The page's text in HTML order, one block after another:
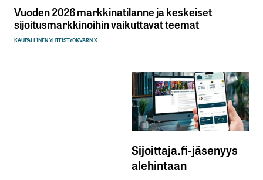
Vuoden 2026 markkinatilanne ja keskeiset
sijoitusmarkkinoihin vaikuttavat teemat
KAUPALLINEN YHTEISTYÖKVARN X
Sijoittaja.fi-jäsenyys
alehintaan